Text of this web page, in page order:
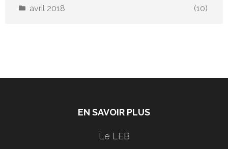
avril 2018 (10)
EN SAVOIR PLUS
Le LEB